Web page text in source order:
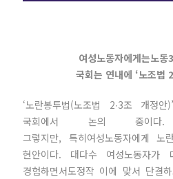
여성노동자에게는노동
국회는 연내에 ‘노조법
‘노란봉투법(노조법 2∙3조 개정
국회에서 논의 중이다
그렇지만, 특히여성노동자에게
현안이다. 대다수 여성노동자
경험하면서도정작 이에 맞서 단결